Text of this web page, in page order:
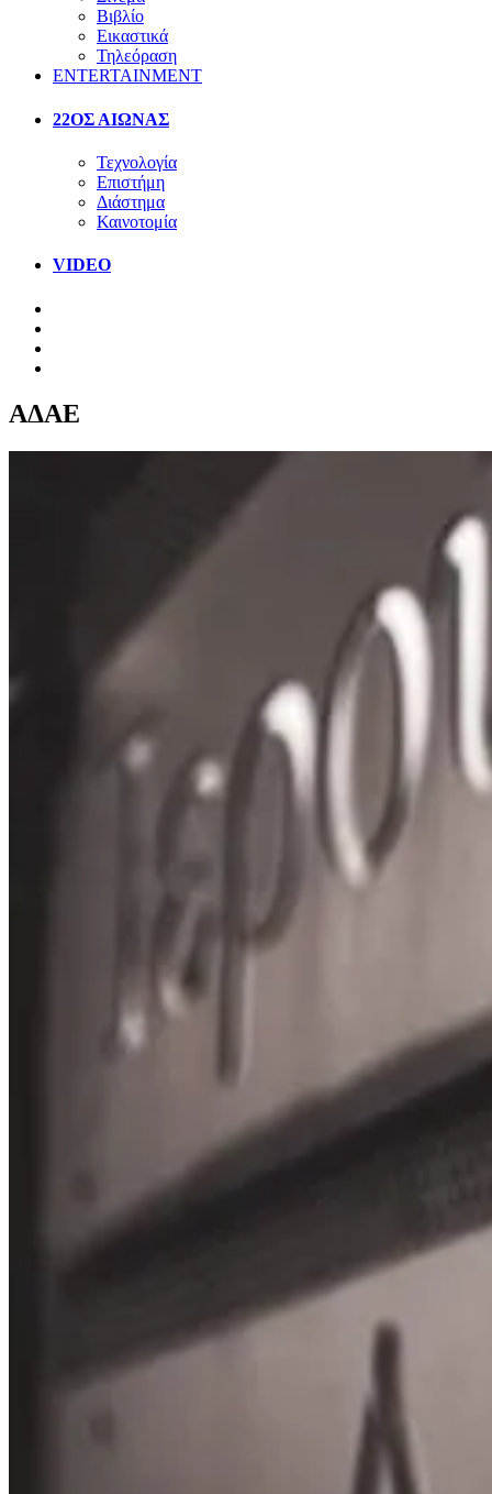
Βιβλίο
Εικαστικά
Τηλεόραση
ENTERTAINMENT
22ΟΣ ΑΙΩΝΑΣ
Τεχνολογία
Επιστήμη
Διάστημα
Καινοτομία
VIDEO
ΑΔΑΕ